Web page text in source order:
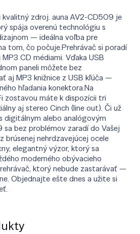
kvalitný zdroj. auna AV2-CD509 je
spája overenú technológiu s
— ideálna voľba pre
tom, čo počuje.Prehrávač si poradí
CD médiami. Vďaka USB
paneli môžete bez
aj MP3 knižnice z USB kľúča —
hľadania konektora.Na
zostavou máte k dispozícii tri
aj stereo Cinch (line out). Či už
digitálnym alebo analógovým
bez problémov zaradí do Vašej
brúsenej nehrdzavejúcej ocele
elegantný výzor, ktorý sa
moderného obývacieho
ktorý nebude zastarávať —
Objednajte ešte dnes a užite si